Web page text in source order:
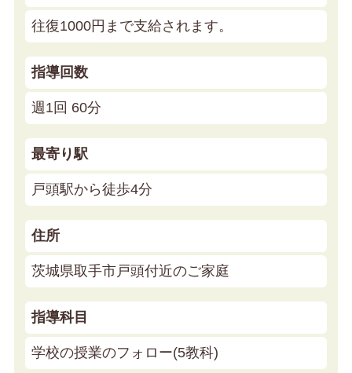
往復1000円まで支給されます。
指導回数
週1回 60分
最寄り駅
戸頭駅から徒歩4分
住所
茨城県取手市戸頭付近のご家庭
指導科目
学校の授業のフォロー(5教科)